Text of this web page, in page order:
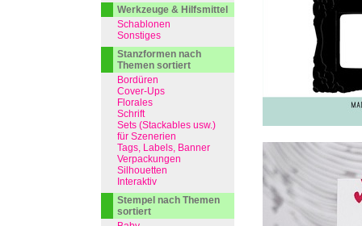
Werkzeuge & Hilfsmittel
Schablonen
Sonstiges
Stanzformen nach
Themen sortiert
Bordüren
Cover-Ups
Florales
Schrift
Sets (Stackables usw.)
für Szenerien
Tags, Labels, Banner
Verpackungen
Silhouetten
Interaktiv
Stempel nach Themen
sortiert